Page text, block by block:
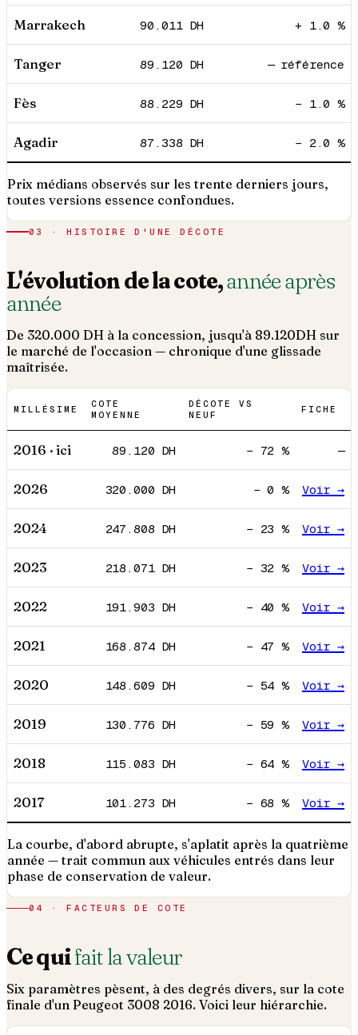
Marrakech 90.011DH + 1.0 %
Tanger 89.120 DH — référence
Fès 88.229 DH − 1.0 %
Agadir 87.338 DH − 2.0 %
Prix médians observés sur les trente derniers jours,
toutes versions essence confondues.
03 · HISTOIRE D'UNE DÉCOTE
L'évolution de la cote,année après
année
De 320.000 DH à la concession, jusqu'à 89.120DH sur
le marché de l'occasion — chronique d'une glissade
maîtrisée.
MILLÉSIME
COTE
MOYENNE
DÉCOTE VS
NEUF
FICHE
2016 · ici 89.120 DH − 72 % —
2026 320.000 DH −0 % Voir →
2024 247.808 DH − 23 % Voir →
2023 218.071DH − 32 % Voir →
2022 191.903 DH − 40 % Voir →
2021 168.874DH − 47 % Voir →
2020 148.609 DH − 54 % Voir →
2019 130.776 DH − 59 % Voir →
2018 115.083 DH − 64 % Voir →
2017 101.273 DH − 68 % Voir →
La courbe, d'abord abrupte, s'aplatit après la quatrième
année — trait commun aux véhicules entrés dans leur
phase de conservation de valeur.
04 · FACTEURS DE COTE
Ce quifait la valeur
Six paramètres pèsent, à des degrés divers, sur la cote
finale d'un Peugeot 3008 2016. Voici leur hiérarchie.